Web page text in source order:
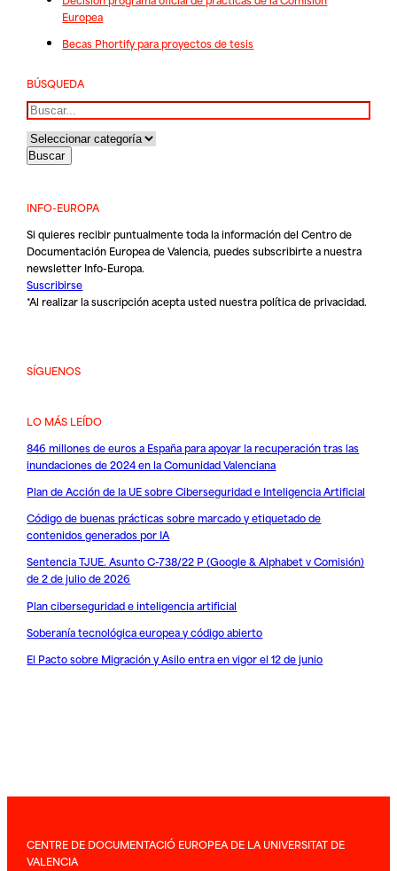
Europea
Becas Phortify para proyectos de tesis
BÚSQUEDA
Buscar
INFO-EUROPA
Si quieres recibir puntualmente toda la información del Centro de
Documentación Europea de Valencia, puedes subscribirte a nuestra
newsletter Info-Europa.
Suscribirse
*Al realizar la suscripción acepta usted nuestrapolítica de privacidad.
SÍGUENOS
LO MÁS LEÍDO
846 millones de euros a España para apoyar la recuperación tras las
inundaciones de 2024 en la Comunidad Valenciana
Plan de Acción de la UE sobre Ciberseguridad e Inteligencia Artificial
Código de buenas prácticas sobre marcado y etiquetado de
contenidos generados por IA
Sentencia TJUE. Asunto C-738/22 P (Google & Alphabet v Comisión)
de 2 de julio de 2026
Plan ciberseguridad e inteligencia artificial
Soberanía tecnológica europea y código abierto
El Pacto sobre Migración y Asilo entra en vigor el 12 de junio
CENTRE DE DOCUMENTACIÓ EUROPEA DE LA UNIVERSITAT DE
VALENCIA